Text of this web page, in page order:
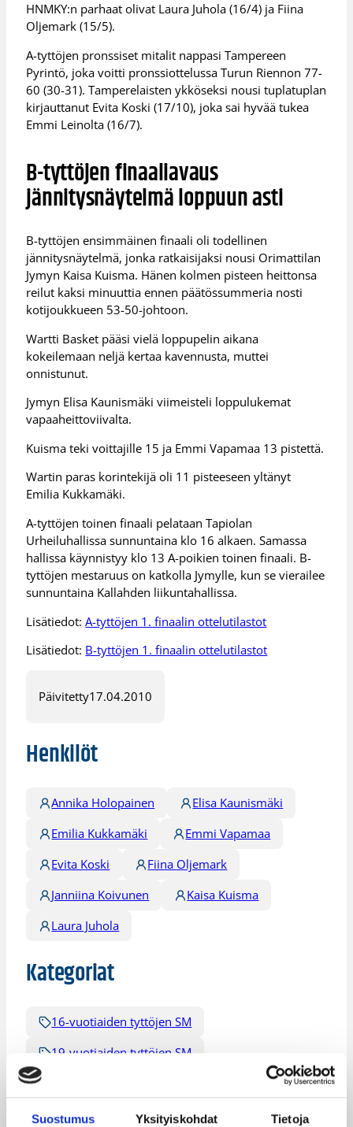
Suostumus Yksityiskohdat Tietoja
HNMKY:n parhaat olivat Laura Juhola (16/4) ja Fiina
Oljemark (15/5).
A-tyttöjen pronssiset mitalit nappasi Tampereen
Pyrintö, joka voitti pronssiottelussa Turun Riennon 77-
60 (30-31). Tamperelaisten ykköseksi nousi tuplatuplan
kirjauttanut Evita Koski (17/10), joka sai hyvää tukea
Emmi Leinolta (16/7).
B-tyttöjen finaaliavaus
jännitysnäytelmä loppuun asti
B-tyttöjen ensimmäinen finaali oli todellinen
jännitysnäytelmä, jonka ratkaisijaksi nousi Orimattilan
Jymyn Kaisa Kuisma. Hänen kolmen pisteen heittonsa
reilut kaksi minuuttia ennen päätössummeria nosti
kotijoukkueen 53-50-johtoon.
Wartti Basket pääsi vielä loppupelin aikana
kokeilemaan neljä kertaa kavennusta, muttei
onnistunut.
Jymyn Elisa Kaunismäki viimeisteli loppulukemat
vapaaheittoviivalta.
Kuisma teki voittajille 15 ja Emmi Vapamaa 13 pistettä.
Wartin paras korintekijä oli 11 pisteeseen yltänyt
Emilia Kukkamäki.
A-tyttöjen toinen finaali pelataan Tapiolan
Urheiluhallissa sunnuntaina klo 16 alkaen. Samassa
hallissa käynnistyy klo 13 A-poikien toinen finaali. B-
tyttöjen mestaruus on katkolla Jymylle, kun se vierailee
sunnuntaina Kallahden liikuntahallissa.
Lisätiedot:A-tyttöjen 1. finaalin ottelutilastot
Lisätiedot: B-tyttöjen 1. finaalin ottelutilastot
Päivitetty17.04.2010
Henkilöt
Annika Holopainen
Elisa Kaunismäki
Emilia Kukkamäki
Emmi Vapamaa
Evita Koski
Fiina Oljemark
Janniina Koivunen
Kaisa Kuisma
Laura Juhola
Kategoriat
16-vuotiaiden tyttöjen SM
19-vuotiaiden tyttöjen SM